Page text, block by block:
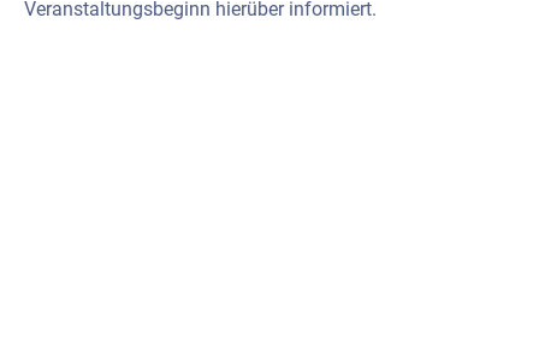
Veranstaltungsbeginn hierüber informiert.